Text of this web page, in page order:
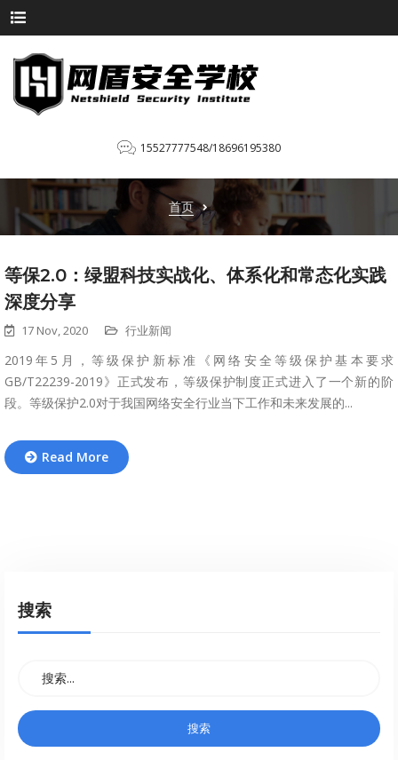
15527777548/18696195380
首页
等保2.0：绿盟科技实战化、体系化和常态化实践
深度分享
17 Nov, 2020 行业新闻
2019年5月，等级保护新标准《网络安全等级保护基本要求
GB/T22239-2019》正式发布，等级保护制度正式进入了一个新的阶
段。等级保护2.0对于我国网络安全行业当下工作和未来发展的...
Read More
搜索